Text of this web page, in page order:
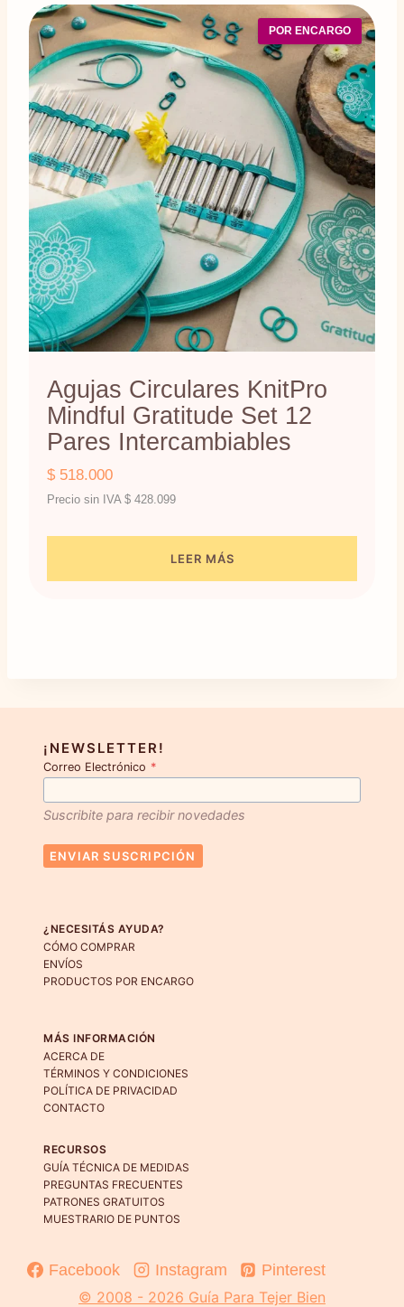
POR ENCARGO
Agujas Circulares KnitPro
Mindful Gratitude Set 12
Pares Intercambiables
$ 518.000
Precio sin IVA $ 428.099
LEER MÁS
¡NEWSLETTER!
Correo Electrónico *
Suscribite para recibir novedades
ENVIAR SUSCRIPCIÓN
¿NECESITÁS AYUDA?
CÓMO COMPRAR
ENVÍOS
PRODUCTOS POR ENCARGO
MÁS INFORMACIÓN
ACERCA DE
TÉRMINOS Y CONDICIONES
POLÍTICA DE PRIVACIDAD
CONTACTO
RECURSOS
GUÍA TÉCNICA DE MEDIDAS
PREGUNTAS FRECUENTES
PATRONES GRATUITOS
MUESTRARIO DE PUNTOS
Facebook Instagram
Pinterest
© 2008 - 2026 Guía Para Tejer Bien